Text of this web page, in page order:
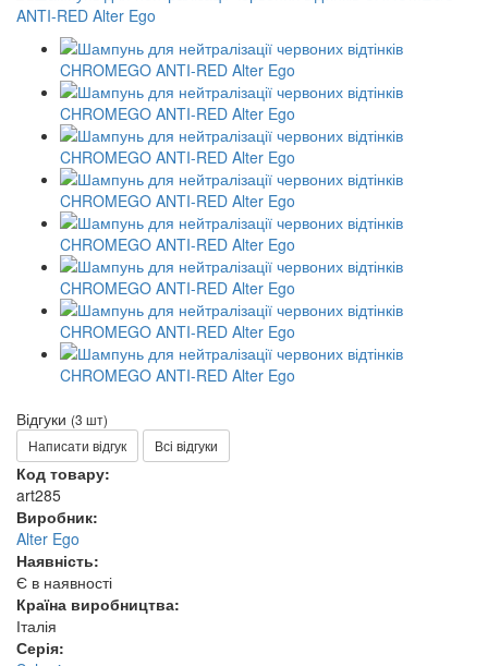
Відгуки (3 шт)
Написати відгук
Всі відгуки
Код товару:
art285
Виробник:
Alter Ego
Наявність:
Є в наявності
Країна виробництва:
Італія
Серія: